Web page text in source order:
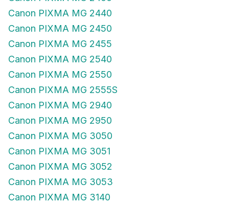
Canon PIXMA MG 2440
Canon PIXMA MG 2450
Canon PIXMA MG 2455
Canon PIXMA MG 2540
Canon PIXMA MG 2550
Canon PIXMA MG 2555S
Canon PIXMA MG 2940
Canon PIXMA MG 2950
Canon PIXMA MG 3050
Canon PIXMA MG 3051
Canon PIXMA MG 3052
Canon PIXMA MG 3053
Canon PIXMA MG 3140